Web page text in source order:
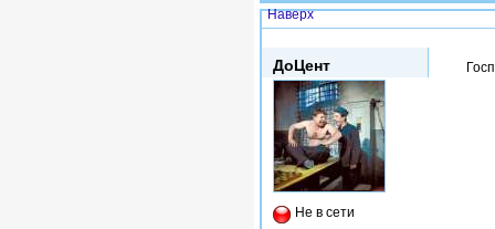
Наверх
ДоЦент
Не в сети